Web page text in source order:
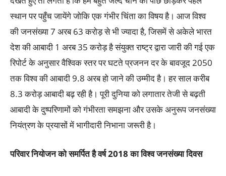
स्थान पर पहुँच जायेंगे जोकि एक गंभीर चिंता का विषय है। आज विश्व
की जनसंख्या 7 अरब 63 करोड़ से भी ज्यादा है, जिसमें से अकेले भारत
देश की आबादी 1 अरब 35 करोड़ है संयुक्त राष्ट्र द्वारा जारी की गई एक
रिपोर्ट के अनुसार वैश्विक स्तर पर घटते प्रजनन दर के बावजूद 2050
तक विश्व की आबादी 9.8 अरब हो जाने की उम्मीद है। हर साल करीब
8.3 करोड़ आबादी बढ़ रही है। पूरी दुनिया को लगातार तेजी से बढ़ती
आबादी के दुष्परिणामों को गंभीरता समझना और उसके अनुरूप जनसंख्या
नियंत्रण के प्रयासों में भागीदारी निभाना जरूरी है।
परिवार नियोजन को समर्पित है वर्ष 2018 का विश्वजनसंख्यादिवस